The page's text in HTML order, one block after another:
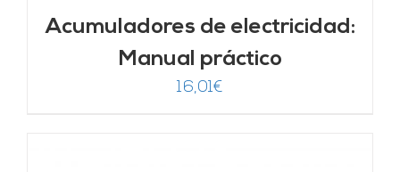
Acumuladores de electricidad:
Manual práctico
16,01€